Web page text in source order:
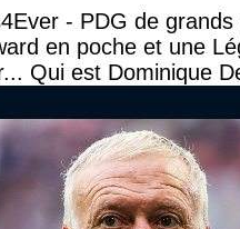
- PDG de
en poche et une
Qui est Dominique